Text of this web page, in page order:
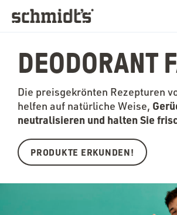
DEODORANT
Die preisgekrönten Rezepturen
helfen auf natürliche Weise,
neutralisieren und halten Sie
PRODUKTE ERKUNDEN!